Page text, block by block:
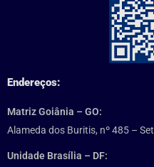
Endereços:
Matriz Goiânia – GO:
Alameda dos Buritis, nº 485 –
Unidade Brasília – DF: